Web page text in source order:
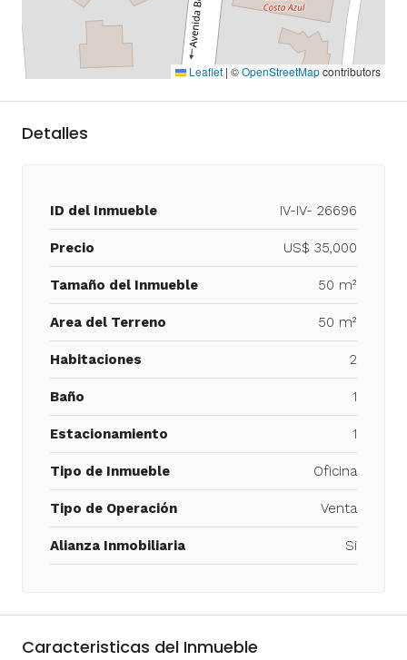
Leaflet | ©OpenStreetMapcontributors
Detalles
ID del Inmueble IV-IV- 26696
Precio US$ 35,000
Tamaño del Inmueble 50 m²
Area del Terreno 50 m²
Habitaciones 2
Baño 1
Estacionamiento 1
Tipo de Inmueble Oficina
Tipo de Operación Venta
Alianza Inmobiliaria Si
Caracteristicas del Inmueble